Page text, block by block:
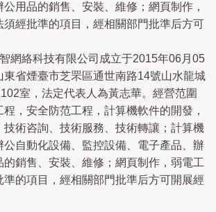
用品的銷售、安裝、維修；網頁制作，
須經批準的項目，經相關部門批準后方可
網絡科技有限公司成立于2015年06月05
東省煙臺市芝罘區通世南路14號山水龍城
室，法定代表人為黃志華。經營范圍
，安全防范工程，計算機軟件的開發，
技術咨詢、技術服務、技術轉讓；計算機
公自動化設備、監控設備、電子產品、辦
銷售、安裝、維修；網頁制作，弱電工
準的項目，經相關部門批準后方可開展經